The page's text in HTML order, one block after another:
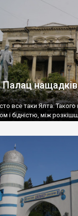
Палац
все таки Ялта. Такого
і бідністю, між